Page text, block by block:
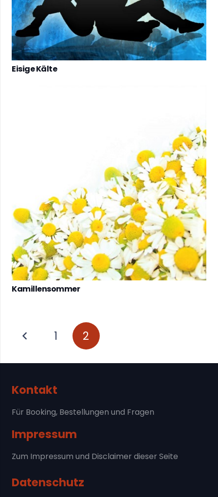
Eisige Kälte
Kamillensommer
1 2
Kontakt
Für Booking, Bestellungen und Fragen
Impressum
Zum Impressum und Disclaimer dieser Seite
Datenschutz